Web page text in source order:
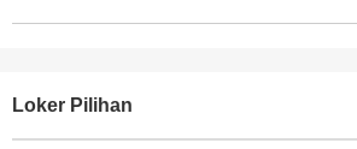
Loker Pilihan